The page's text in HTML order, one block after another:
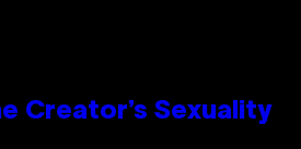
Creator’s Sexuality